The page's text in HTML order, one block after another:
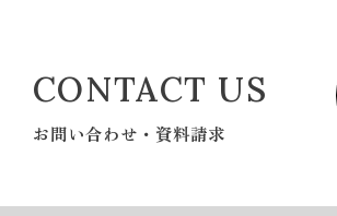
CONTACT US
お問い合わせ・資料請求